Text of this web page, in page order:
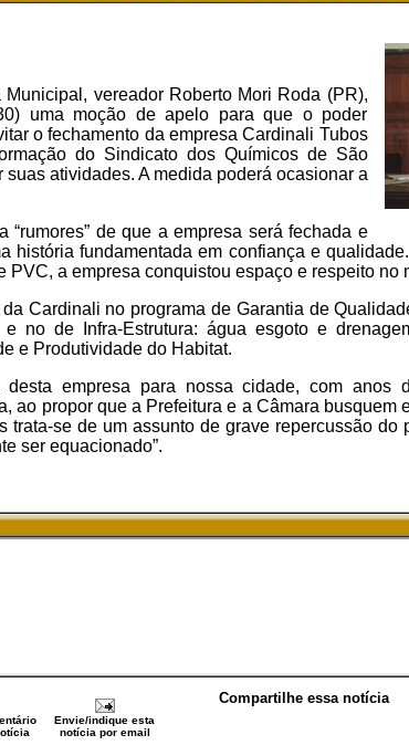
Municipal, vereador Roberto Mori Roda (PR),
uma moção de apelo para que o poder
o fechamento da empresa Cardinali Tubos
do Sindicato dos Químicos de São
atividades. A medida poderá ocasionar a
“rumores” de que a empresa será fechada e
história fundamentada em confiança e
PVC, a empresa conquistou espaço e respeito no
Cardinali no programa de Garantia de
no de Infra-Estrutura: água esgoto e
e Produtividade do Habitat.
desta empresa para nossa cidade, com anos
ao propor que a Prefeitura e a Câmara busquem
trata-se de um assunto de grave repercussão do
ser equacionado”.
Compartilhe essa notícia
Envie/indique esta
notícia por email